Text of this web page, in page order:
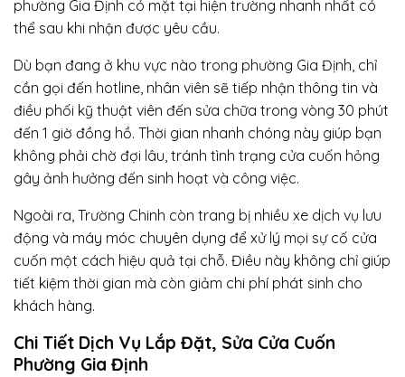
phường Gia Định có mặt tại hiện trường nhanh nhất có
thể sau khi nhận được yêu cầu.
Dù bạn đang ở khu vực nào trong phường Gia Định, chỉ
cần gọi đến hotline, nhân viên sẽ tiếp nhận thông tin và
điều phối kỹ thuật viên đến sửa chữa trong vòng 30 phút
đến 1 giờ đồng hồ. Thời gian nhanh chóng này giúp bạn
không phải chờ đợi lâu, tránh tình trạng cửa cuốn hỏng
gây ảnh hưởng đến sinh hoạt và công việc.
Ngoài ra, Trường Chinh còn trang bị nhiều xe dịch vụ lưu
động và máy móc chuyên dụng để xử lý mọi sự cố cửa
cuốn một cách hiệu quả tại chỗ. Điều này không chỉ giúp
tiết kiệm thời gian mà còn giảm chi phí phát sinh cho
khách hàng.
Chi Tiết Dịch Vụ Lắp Đặt, Sửa Cửa Cuốn
Phường Gia Định